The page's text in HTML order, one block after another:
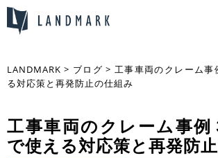
LANDMARK > ブログ > 工事車両のクレーム事
る対応策と再発防止の仕組み
工事車両のクレーム事例
で使える対応策と再発防